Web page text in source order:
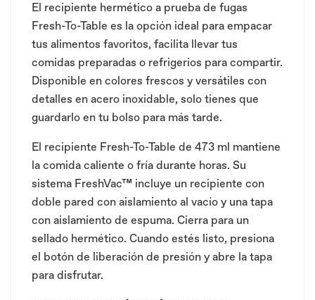
El recipiente hermético a prueba de fugas
Fresh-To-Table es la opción ideal para empacar
tus alimentos favoritos, facilita llevar tus
comidas preparadas o refrigerios para compartir.
Disponible en colores frescos y versátiles con
detalles en acero inoxidable, solo tienes que
guardarlo en tu bolso para más tarde.
El recipiente Fresh-To-Table de 473 ml mantiene
la comida caliente o fría durante horas. Su
sistema FreshVac™ incluye un recipiente con
doble pared con aislamiento al vacío y una tapa
con aislamiento de espuma. Cierra para un
sellado hermético. Cuando estés listo, presiona
el botón de liberación de presión y abre la tapa
para disfrutar.